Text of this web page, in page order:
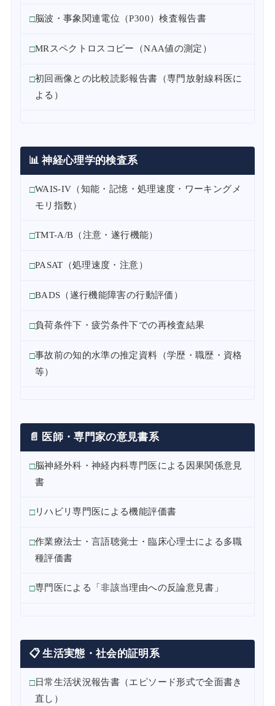
脳波・事象関連電位（P300）検査報告書
MRスペクトロスコピー（NAA値の測定）
初回画像との比較読影報告書（専門放射線科医に
よる）
📊 神経心理学的検査系
WAIS-IV（知能・記憶・処理速度・ワーキングメ
モリ指数）
TMT-A/B（注意・遂行機能）
PASAT（処理速度・注意）
BADS（遂行機能障害の行動評価）
負荷条件下・疲労条件下での再検査結果
事故前の知的水準の推定資料（学歴・職歴・資格
等）
📄 医師・専門家の意見書系
脳神経外科・神経内科専門医による因果関係意見
書
リハビリ専門医による機能評価書
作業療法士・言語聴覚士・臨床心理士による多職
種評価書
専門医による「非該当理由への反論意見書」
📋 生活実態・社会的証明系
日常生活状況報告書（エピソード形式で全面書き
直し）